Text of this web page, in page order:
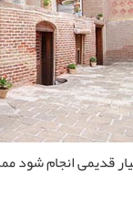
قدیمی انجام